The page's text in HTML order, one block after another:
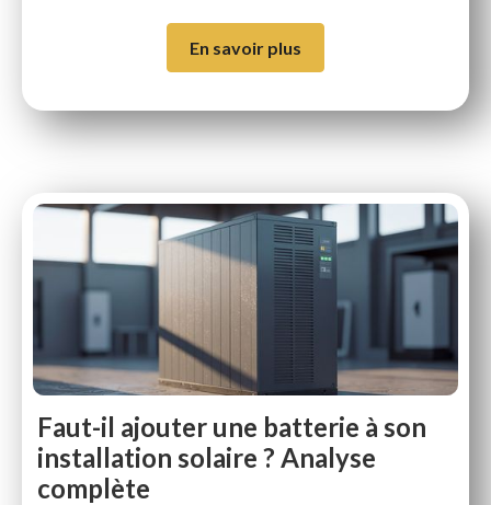
En savoir plus
Faut-il ajouter une batterie à son
installation solaire ? Analyse
complète